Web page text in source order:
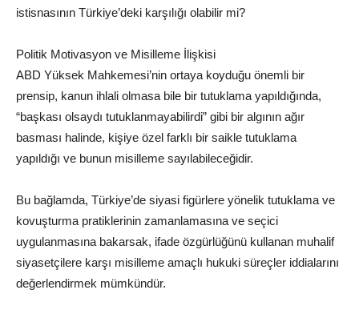
istisnasının Türkiye’deki karşılığı olabilir mi?
Politik Motivasyon ve Misilleme İlişkisi
ABD Yüksek Mahkemesi’nin ortaya koyduğu önemli bir
prensip, kanun ihlali olmasa bile bir tutuklama yapıldığında,
“başkası olsaydı tutuklanmayabilirdi” gibi bir algının ağır
basması halinde, kişiye özel farklı bir saikle tutuklama
yapıldığı ve bunun misilleme sayılabileceğidir.
Bu bağlamda, Türkiye’de siyasi figürlere yönelik tutuklama ve
kovuşturma pratiklerinin zamanlamasına ve seçici
uygulanmasına bakarsak, ifade özgürlüğünü kullanan muhalif
siyasetçilere karşı misilleme amaçlı hukuki süreçler iddialarını
değerlendirmek mümkündür.